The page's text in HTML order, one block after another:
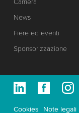
Carriera
News
Fiere ed eventi
Sponsorizzazione
Cookies Note legali